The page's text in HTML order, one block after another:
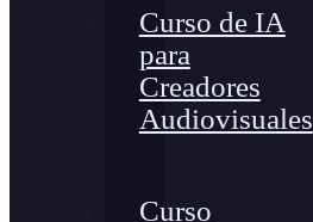
Curso de IA
para
Creadores
Audiovisuales
Curso